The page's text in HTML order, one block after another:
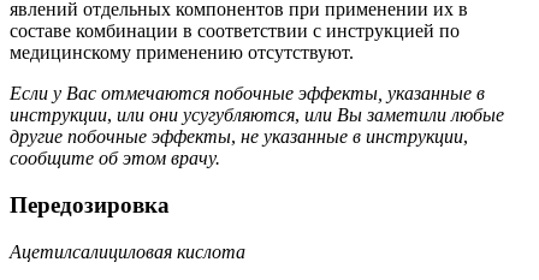
явлений отдельных компонентов при применении их в
составе комбинации в соответствии с инструкцией по
медицинскому применению отсутствуют.
Если у Вас отмечаются побочные эффекты, указанные в
инструкции, или они усугубляются, или Вы заметили любые
другие побочные эффекты, не указанные в инструкции,
сообщите об этом врачу.
Передозировка
Ацетилсалициловая кислота